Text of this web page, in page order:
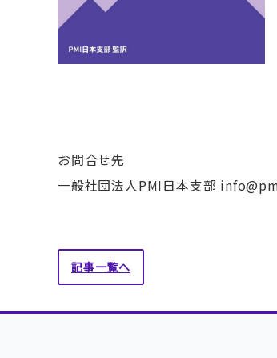
お問合せ先
一般社団法人PMI日本支部
記事一覧へ